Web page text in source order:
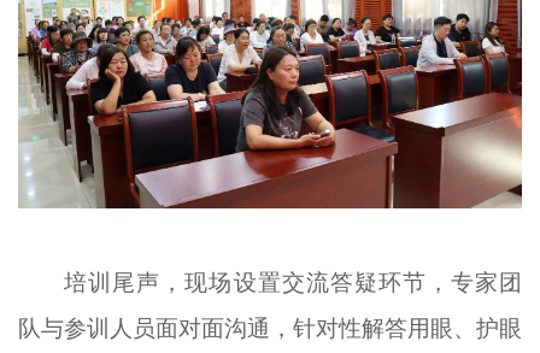
培训尾声，现场设置交流答疑环节，专家团
队与参训人员面对面沟通，针对性解答用眼、护眼